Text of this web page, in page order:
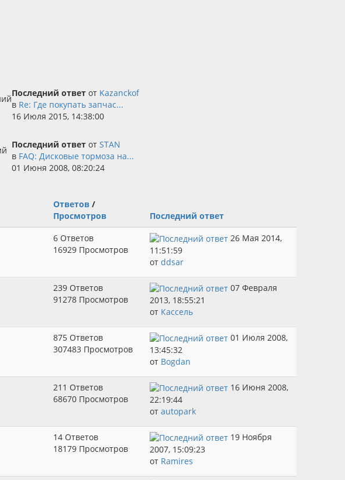
Последний ответ от Kazanckof
в Re: Где покупать запчас...
16 Июля 2015, 14:38:00
Последний ответ отSTAN
в FAQ: Дисковые тормоза на...
01 Июня 2008, 08:20:24
Ответов /
Просмотров
Последний ответ
6 Ответов
16929 Просмотров
26 Мая 2014,
11:51:59
отddsar
239 Ответов
91278 Просмотров
07 Февраля
2013, 18:55:21
от Кассель
875 Ответов
307483 Просмотров
01 Июля 2008,
13:45:32
от Bogdan
211 Ответов
68670 Просмотров
16 Июня 2008,
22:19:44
отautopark
14 Ответов
18179 Просмотров
19 Ноября
2007, 15:09:23
от Ramires